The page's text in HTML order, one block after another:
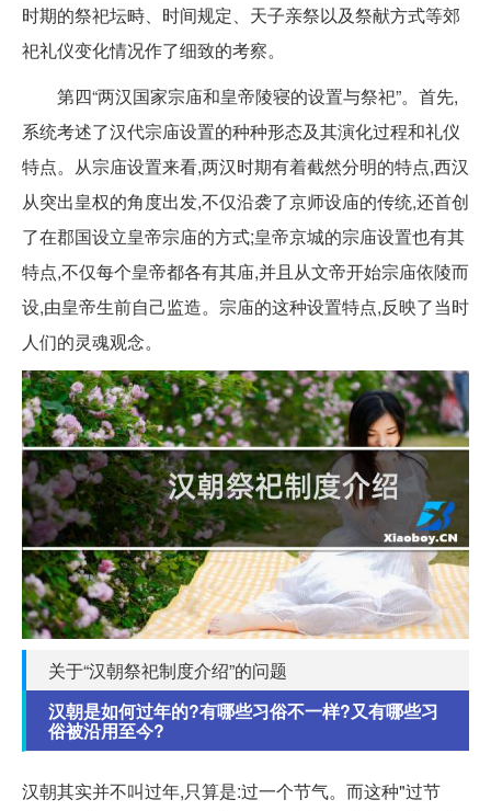
时期的祭祀坛畤、时间规定、天子亲祭以及祭献方式等郊
祀礼仪变化情况作了细致的考察。
第四“两汉国家宗庙和皇帝陵寝的设置与祭祀”。首先,
系统考述了汉代宗庙设置的种种形态及其演化过程和礼仪
特点。从宗庙设置来看,两汉时期有着截然分明的特点,西汉
从突出皇权的角度出发,不仅沿袭了京师设庙的传统,还首创
了在郡国设立皇帝宗庙的方式;皇帝京城的宗庙设置也有其
特点,不仅每个皇帝都各有其庙,并且从文帝开始宗庙依陵而
设,由皇帝生前自己监造。宗庙的这种设置特点,反映了当时
人们的灵魂观念。
关于“汉朝祭祀制度介绍”的问题
汉朝是如何过年的?有哪些习俗不一样?又有哪些习
俗被沿用至今?
汉朝其实并不叫过年,只算是:过一个节气。而这种"过节